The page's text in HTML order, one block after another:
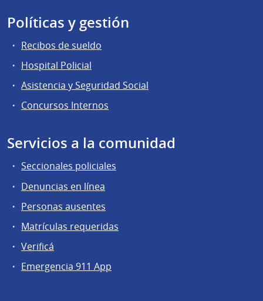
Políticas y gestión
Recibos de sueldo
Hospital Policial
Asistencia y Seguridad Social
Concursos Internos
Servicios a la comunidad
Seccionales policiales
Denuncias en línea
Personas ausentes
Matrículas requeridas
Verificá
Emergencia 911 App